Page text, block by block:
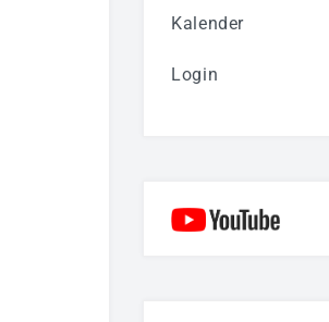
Kalender
Login